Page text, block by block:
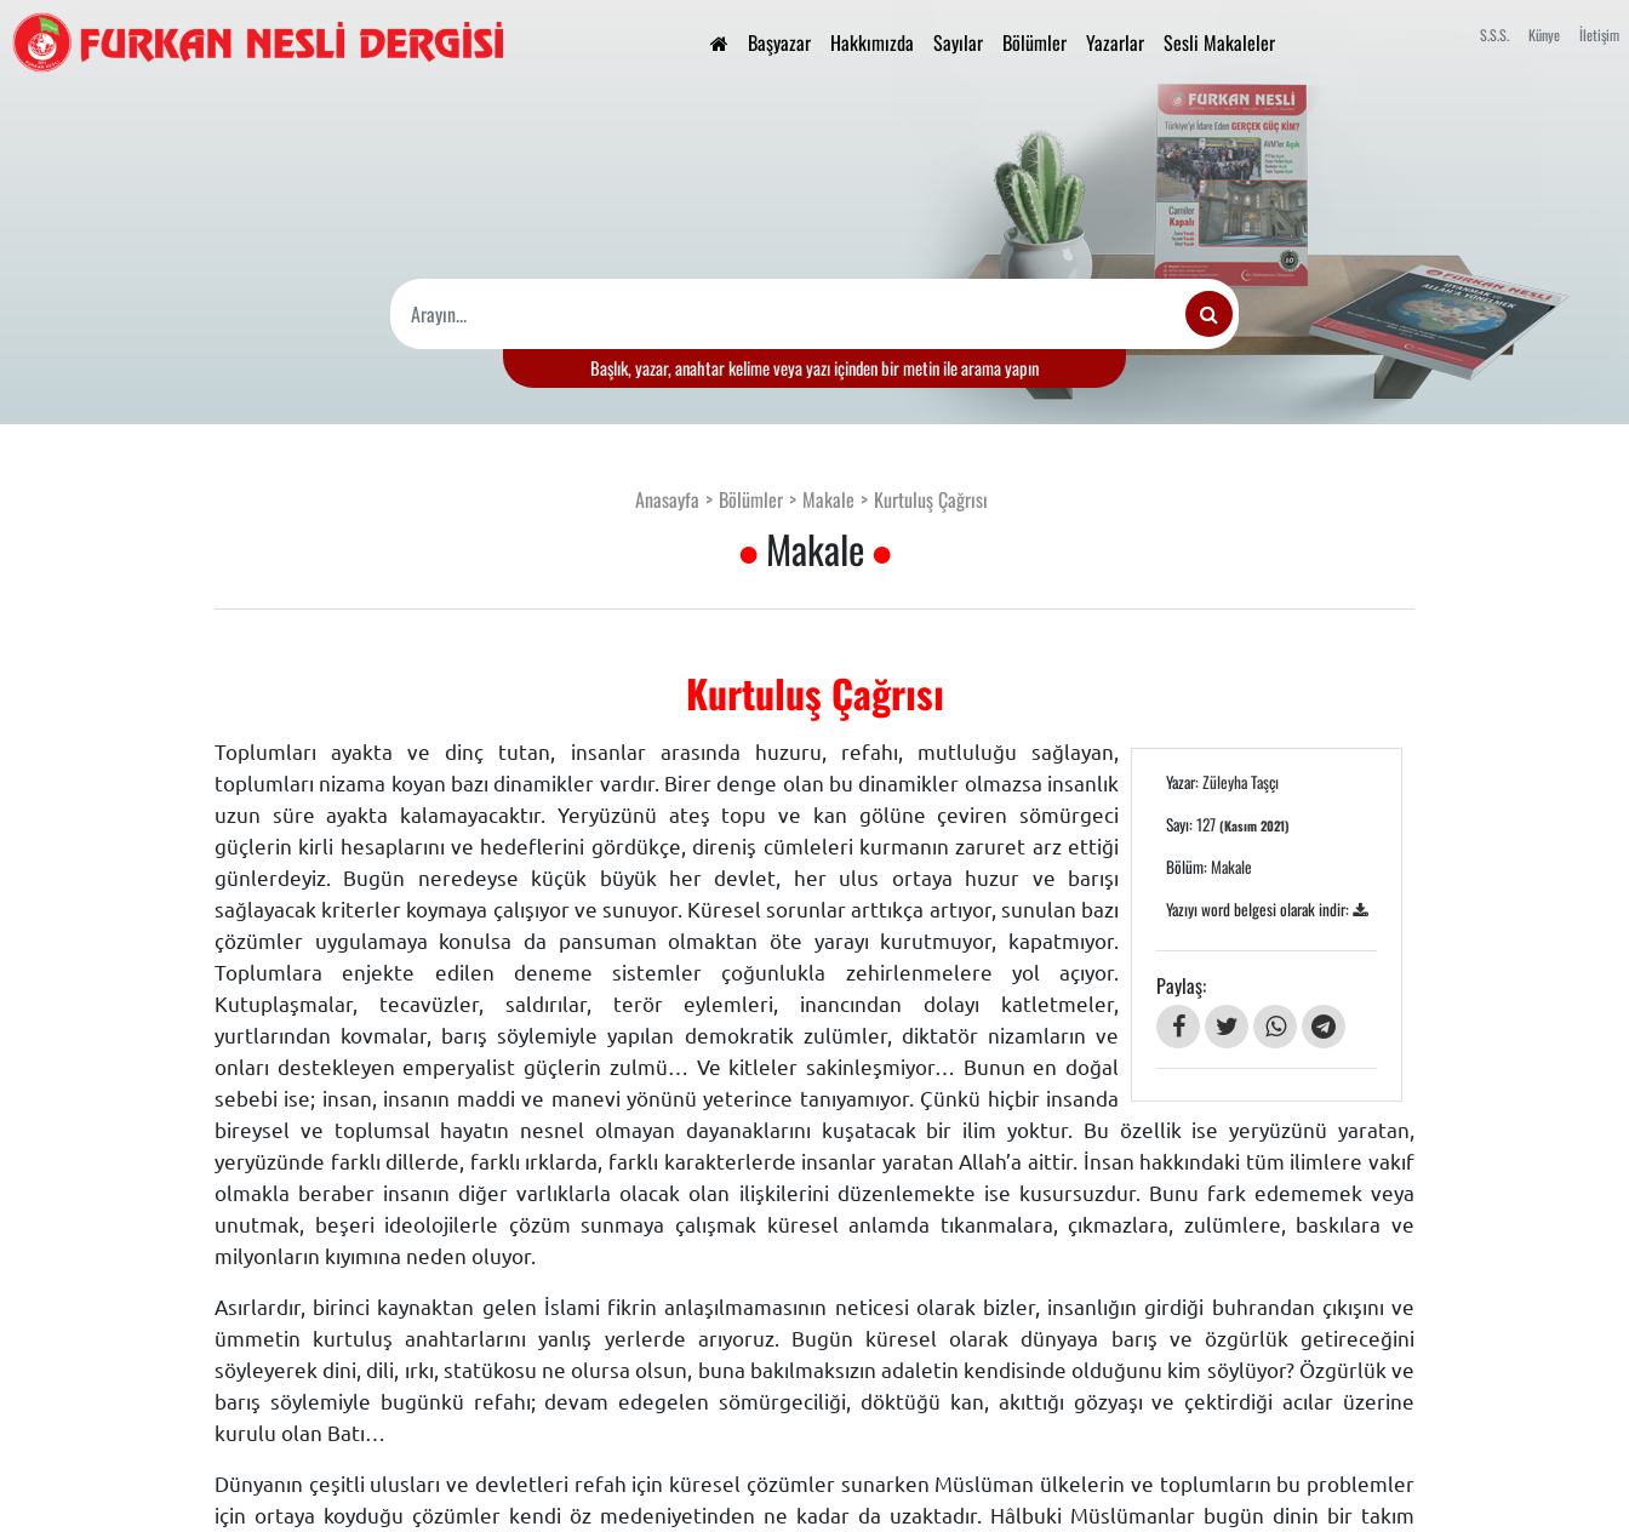
Başyazar Hakkımızda Sayılar Bölümler Yazarlar Sesli Makaleler S.S.S. Künye İletişim
Başlık, yazar, anahtar kelime veya yazı içinden bir metin ile arama yapın
Anasayfa Bölümler Makale Kurtuluş Çağrısı
Makale
Kurtuluş Çağrısı
Yazar:Züleyha Taşçı
Sayı:127(Kasım 2021)
Bölüm:Makale
Yazıyı word belgesi olarak indir:
Paylaş:
Toplumları ayakta ve dinç tutan, insanlar arasında huzuru, refahı, mutluluğu sağlayan,
toplumları nizama koyan bazı dinamikler vardır. Birer denge olan bu dinamikler olmazsa insanlık
uzun süre ayakta kalamayacaktır. Yeryüzünü ateş topu ve kan gölüne çeviren sömürgeci
güçlerin kirli hesaplarını ve hedeflerini gördükçe, direniş cümleleri kurmanın zaruret arz ettiği
günlerdeyiz. Bugün neredeyse küçük büyük her devlet, her ulus ortaya huzur ve barışı
sağlayacak kriterler koymaya çalışıyor ve sunuyor. Küresel sorunlar arttıkça artıyor, sunulan bazı
çözümler uygulamaya konulsa da pansuman olmaktan öte yarayı kurutmuyor, kapatmıyor.
Toplumlara enjekte edilen deneme sistemler çoğunlukla zehirlenmelere yol açıyor.
Kutuplaşmalar, tecavüzler, saldırılar, terör eylemleri, inancından dolayı katletmeler,
yurtlarından kovmalar, barış söylemiyle yapılan demokratik zulümler, diktatör nizamların ve
onları destekleyen emperyalist güçlerin zulmü… Ve kitleler sakinleşmiyor… Bunun en doğal
sebebi ise; insan, insanın maddi ve manevi yönünü yeterince tanıyamıyor. Çünkü hiçbir insanda
bireysel ve toplumsal hayatın nesnel olmayan dayanaklarını kuşatacak bir ilim yoktur. Bu özellik ise yeryüzünü yaratan,
yeryüzünde farklı dillerde, farklı ırklarda, farklı karakterlerde insanlar yaratan Allah’a aittir. İnsan hakkındaki tüm ilimlere vakıf
olmakla beraber insanın diğer varlıklarla olacak olan ilişkilerini düzenlemekte ise kusursuzdur. Bunu fark edememek veya
unutmak, beşeri ideolojilerle çözüm sunmaya çalışmak küresel anlamda tıkanmalara, çıkmazlara, zulümlere, baskılara ve
milyonların kıyımına neden oluyor.
Asırlardır, birinci kaynaktan gelen İslami fikrin anlaşılmamasının neticesi olarak bizler, insanlığın girdiği buhrandan çıkışını ve
ümmetin kurtuluş anahtarlarını yanlış yerlerde arıyoruz. Bugün küresel olarak dünyaya barış ve özgürlük getireceğini
söyleyerek dini, dili, ırkı, statükosu ne olursa olsun, buna bakılmaksızın adaletin kendisinde olduğunu kim söylüyor? Özgürlük ve
barış söylemiyle bugünkü refahı; devam edegelen sömürgeciliği, döktüğü kan, akıttığı gözyaşı ve çektirdiği acılar üzerine
kurulu olan Batı…
Dünyanın çeşitli ulusları ve devletleri refah için küresel çözümler sunarken Müslüman ülkelerin ve toplumların bu problemler
için ortaya koyduğu çözümler kendi öz medeniyetinden ne kadar da uzaktadır. Hâlbuki Müslümanlar bugün dinin bir takım